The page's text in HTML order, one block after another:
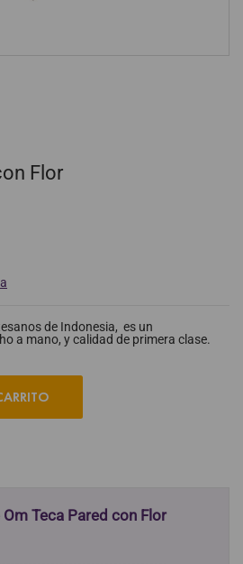
Flor
de Indonesia, es un
a mano, y calidad de primera clase.
Om Teca Pared con Flor